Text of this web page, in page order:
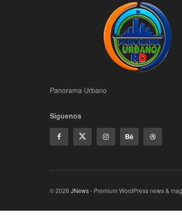
Panorama Urbano
Siguenos
© 2026 JNews- Premium WordPress news &